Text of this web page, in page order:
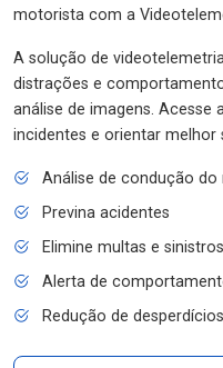
motorista com a
A solução de
distrações e
análise de imagens. Acesse
incidentes e orientar melhor
Análise de condução
Previna acidentes
Elimine multas e
Alerta de
Redução de